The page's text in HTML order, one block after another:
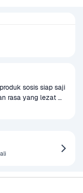
sosis siap saji
rasa yang lezat
sosis ini cocok
Sosis
cara digoreng,
yang enak.